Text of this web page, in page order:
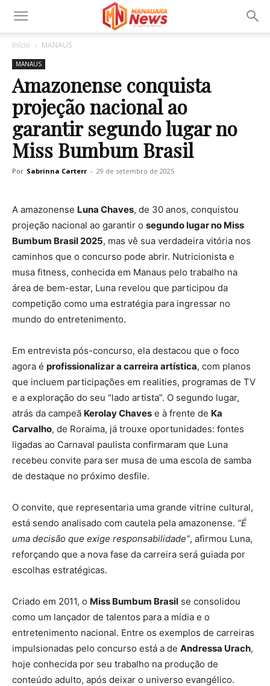
Início MANAUS
MANAUS
Amazonense conquista
projeção nacional ao
garantir segundo lugar no
Miss Bumbum Brasil
Por Sabrinna Carterr - 29 de setembro de 2025
A amazonense Luna Chaves, de 30 anos, conquistou
projeção nacional ao garantir o segundo lugar no Miss
Bumbum Brasil 2025, mas vê sua verdadeira vitória nos
caminhos que o concurso pode abrir. Nutricionista e
musa fitness, conhecida em Manaus pelo trabalho na
área de bem-estar, Luna revelou que participou da
competição como uma estratégia para ingressar no
mundo do entretenimento.
Em entrevista pós-concurso, ela destacou que o foco
agora é profissionalizar a carreira artística, com planos
que incluem participações em realities, programas de TV
e a exploração do seu “lado artista”. O segundo lugar,
atrás da campeã Kerolay Chaves e à frente de Ka
Carvalho, de Roraima, já trouxe oportunidades: fontes
ligadas ao Carnaval paulista confirmaram que Luna
recebeu convite para ser musa de uma escola de samba
de destaque no próximo desfile.
O convite, que representaria uma grande vitrine cultural,
está sendo analisado com cautela pela amazonense. “É
uma decisão que exige responsabilidade”, afirmou Luna,
reforçando que a nova fase da carreira será guiada por
escolhas estratégicas.
Criado em 2011, o Miss Bumbum Brasil se consolidou
como um lançador de talentos para a mídia e o
entretenimento nacional. Entre os exemplos de carreiras
impulsionadas pelo concurso está a de Andressa Urach,
hoje conhecida por seu trabalho na produção de
conteúdo adulto, após deixar o universo evangélico.